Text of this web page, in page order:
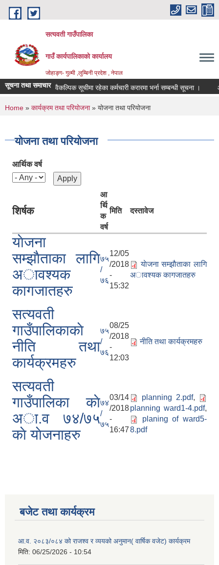
Skip to main content
सत्यवती गाउँपालिका
गाउँ कार्यपालिकाकाे कार्यालय
जाेहाङ्ग- गुल्मी ,लुम्बिनी प्रदेश , नेपाल
सूचना तथा समाचारवैकल्पिक सूचीमा रहेका कर्मचारी करारमा भर्ना सम्बन्धी सूचना ।
You are here
Home » कार्यक्रम तथा परियोजना» योजना तथा परियोजना
योजना तथा परियोजना
आर्थिक वर्ष
शिर्षक
आ
र्थि
क
वर्ष
मिति दस्तावेज
याेजना
सम्झाैताका लागि
अावश्यक
कागजातहरु
७५
/
७६
12/05
/2018
-
15:32
याेजना सम्झाैताका लागि
अावश्यक कागजातहरु
सत्यवती
गाउँपालिकाकाे
नीति तथा
कार्यक्रमहरु
७५
/
७६
08/25
/2018
-
12:03
नीति तथा कार्यक्रमहरु
सत्यवती
गाउँपालिका काे
अा‍.व ७४/७५
काे याेजनाहरु
७४
/
७५
03/14
/2018
-
16:47
planning 2.pdf,
planning ward1-4.pdf,
planing of ward5-
8.pdf
बजेट तथा कार्यक्रम
आ.व. २०८३/०८४ को राजश्व र व्ययको अनुमान( वार्षिक वजेट) कार्यक्रम
मिति: 06/25/2026 - 10:54